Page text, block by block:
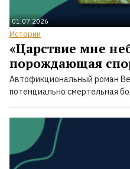
01.07.2026
Истории
«Царствие мне
порождающая
Автофикциональный роман
потенциально смертельная